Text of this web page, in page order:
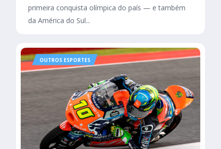
primeira conquista olímpica do país — e também
da América do Sul...
OUTROS ESPORTES